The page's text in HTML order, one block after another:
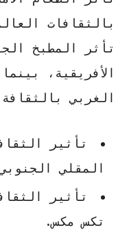
بالثقافات
تأثر المطبخ
الأفريقية،
الغربي
تأثير
المقلي
تأثير
تكس مكس.